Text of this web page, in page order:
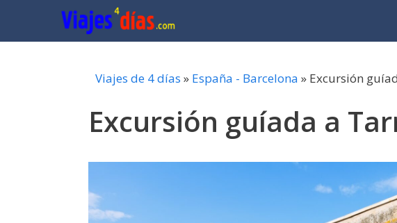
contenido
Viajes de 4 días » España - Barcelona » Excursión
Excursión guíada a